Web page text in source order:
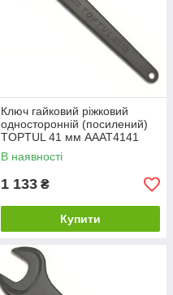
Ключ гайковий ріжковий
односторонній (посилений)
TOPTUL 41 мм AAAT4141
В наявності
1 133 ₴
Купити